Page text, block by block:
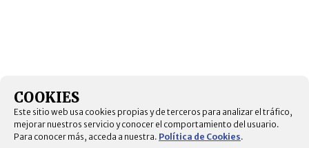
COOKIES
Este sitio web usa cookies propias y de terceros para analizar el tráfico,
mejorar nuestros servicio y conocer el comportamiento del usuario.
Para conocer más, acceda a nuestra. Política de Cookies.